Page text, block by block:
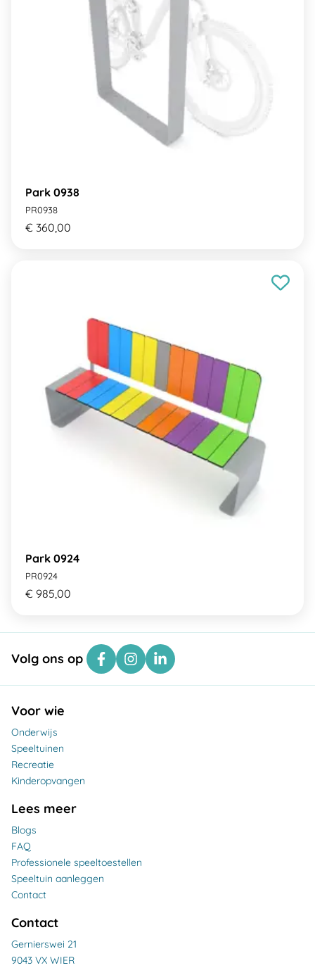
Park 0938
PR0938
€ 360,00
Park 0924
PR0924
€ 985,00
Volg ons op
Voor wie
Onderwijs
Speeltuinen
Recreatie
Kinderopvangen
Lees meer
Blogs
FAQ
Professionele speeltoestellen
Speeltuin aanleggen
Contact
Contact
Gernierswei 21
9043 VX WIER